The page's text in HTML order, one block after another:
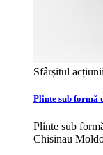
Sfârșitul acțiunii
Plinte sub formă
Plinte sub
Chisinau